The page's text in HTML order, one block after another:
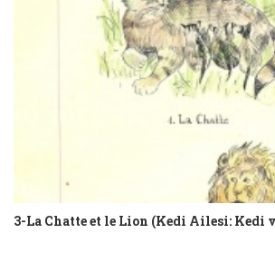
3-La Chatte et le Lion (Kedi Ailesi: Kedi